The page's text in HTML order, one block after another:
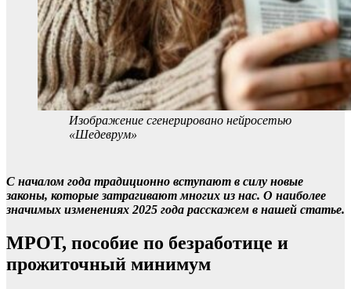
Изображение сгенерировано нейросетью
«Шедеврум»
С началом года традиционно вступают в силу новые
законы, которые затрагивают многих из нас. О наиболее
значимых изменениях 2025 года расскажем в нашей статье.
МРОТ, пособие по безработице и
прожиточный минимум